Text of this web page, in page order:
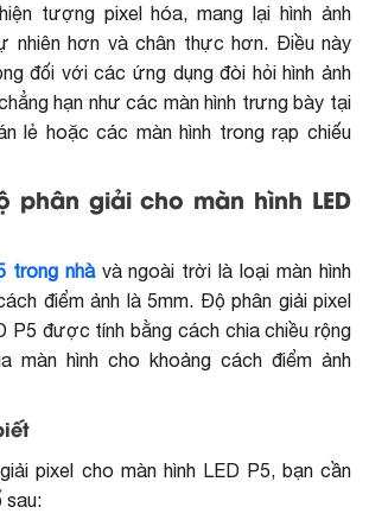
tượng pixel hóa, mang lại hình ảnh
nhiên hơn và chân thực hơn. Điều này
đối với các ứng dụng đòi hỏi hình ảnh
hạn như các màn hình trưng bày tại
lẻ hoặc các màn hình trong rạp chiếu
phân giải cho màn hình LED
trong nhàvà ngoài trời là loại màn hình
điểm ảnh là 5mm. Độ phân giải pixel
P5 được tính bằng cách chia chiều rộng
màn hình cho khoảng cách điểm ảnh
pixel cho màn hình LED P5, bạn cần
sau: